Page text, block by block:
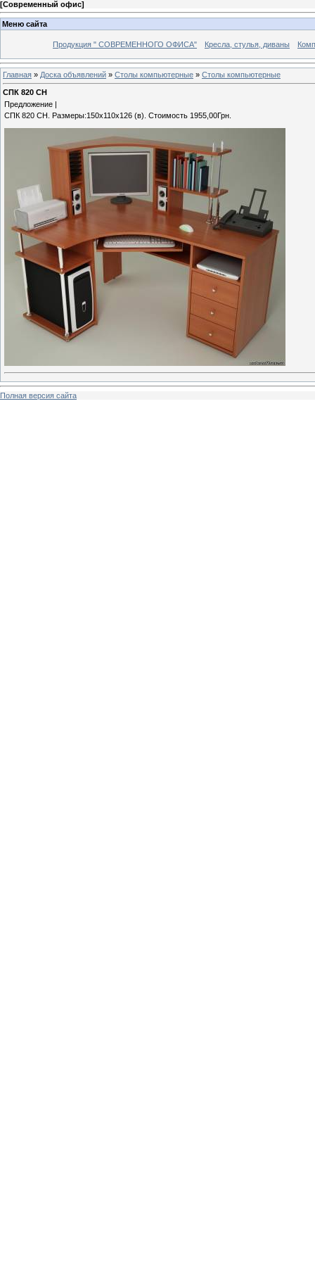
[Современный офис]
Меню сайта
Продукция " СОВРЕМЕННОГО ОФИСА" Кресла, стулья, диваны
Главная » Доска объявлений » Столы компьютерные » Столы компьютерные
СПК 820 СН
Предложение |
СПК 820 СН. Размеры:150х110х126 (в). Стоимость 1955,00Грн.
Полная версия сайта